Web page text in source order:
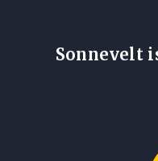
Sonnevelt